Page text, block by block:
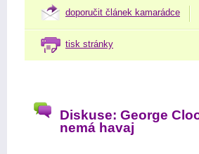
doporučit článek kamarádce
tisk stránky
Diskuse: George
nemá havaj